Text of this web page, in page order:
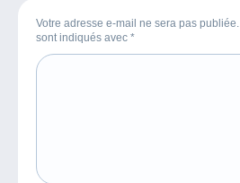
Votre adresse e-mail ne sera pas
sont indiqués avec *